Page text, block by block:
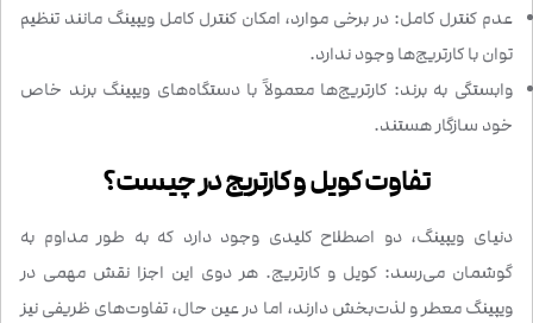
عدم کنترل کامل: در برخی موارد، امکان کنترل کامل ویپینگ مانند تنظیم
توان با کارتریج‌ها وجود ندارد.
وابستگی به برند: کارتریج‌ها معمولاً با دستگاه‌های ویپینگ برند خاص
خود سازگار هستند.
تفاوت کویل و کارتریج در چیست؟
دنیای ویپینگ، دو اصطلاح کلیدی وجود دارد که به طور مداوم به
گوشمان می‌رسد: کویل و کارتریج. هر دوی این اجزا نقش مهمی در
ویپینگ معطر و لذت‌بخش دارند، اما در عین حال، تفاوت‌های ظریفی نیز